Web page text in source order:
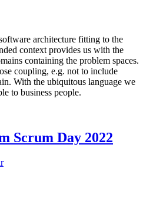
architecture fitting to the
context provides us with the
containing the problem spaces.
coupling, e.g. not to include
With the ubiquitous language we
to business people.
Scrum Day 2022